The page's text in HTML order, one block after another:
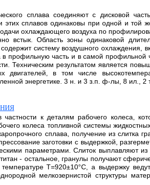
сплава соединяют с дисковой
этих сплавов одинаковы при одной и
охлаждающего воздуха по
встык. Область зоны одинаковой
систему воздушного охлаждения,
в профильную часть и в самой
Техническим результатом является
двигателей, в том числе
энергетике. 3 н. и 3 з.п. ф-лы, 8 ил., 2
к деталям рабочего колеса,
колеса топливной системы
сплава, получение из слитка
заготовки с выдержкой,
параметрами. Слиток выплавляют
- остальное, гранулы получают
Т=920±10°С, а выдержку
мелкозернистой структуры